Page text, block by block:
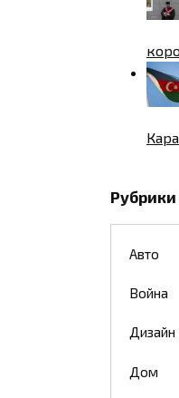
Рубрики
Авто
Война
Дизайн
Дом